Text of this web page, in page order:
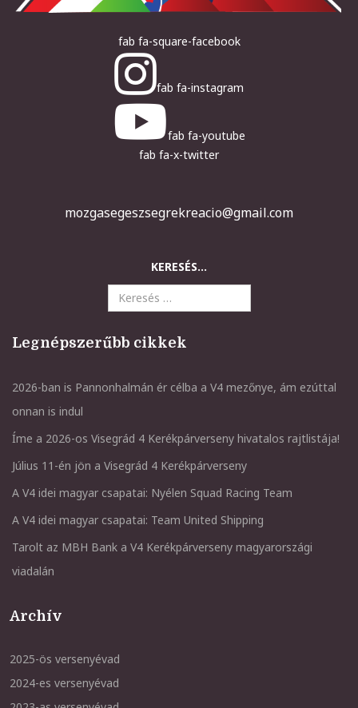
fab fa-square-facebook
fab fa-instagram
fab fa-youtube
fab fa-x-twitter
mozgasegeszsegrekreacio@gmail.com
KERESÉS...
Legnépszerűbb cikkek
2026-ban is Pannonhalmán ér célba a V4 mezőnye, ám ezúttal
onnan is indul
Íme a 2026-os Visegrád 4 Kerékpárverseny hivatalos rajtlistája!
Július 11-én jön a Visegrád 4 Kerékpárverseny
A V4 idei magyar csapatai: Nyélen Squad Racing Team
A V4 idei magyar csapatai: Team United Shipping
Tarolt az MBH Bank a V4 Kerékpárverseny magyarországi
viadalán
Archív
2025-ös versenyévad
2024-es versenyévad